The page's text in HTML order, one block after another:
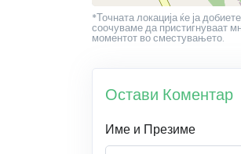
*Точната локација ќе ја
соочуваме да пристигнуваат
моментот во сместувањето.
Остави Коментар
Име и Презиме